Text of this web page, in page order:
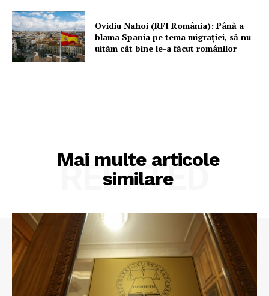
Ovidiu Nahoi (RFI România): Până a
blama Spania pe tema migrației, să nu
uităm cât bine le-a făcut românilor
Mai multe articole
similare
RELATED